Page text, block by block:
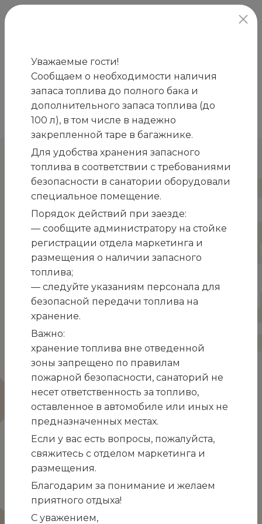
Главная / Новости /
Александр Лукашенко в
храме на Пасху: коль время выбрало нас, давайте
сохраним мир и покой
Александр Лукашенко в храме на
Пасху: коль время выбрало нас,
давайте сохраним мир и покой
Президент Беларуси Александр Лукашенко,
посещая в праздник Пасхи храм в Орше,
призвал хранить в стране мир и покой.
«Главное — мир. Это уже моя проблема, —
подчеркнул белорусский лидер. — Но, коль
время выбрало нас, никуда от этого не
денешься, — мы должны сохранить мир и покой
на нашей земле. Величайшая задача для
нашего поколения».
Глава государства обратил внимание на то, что в
Уважаемые гости!
Сообщаем о необходимости наличия
запаса топлива до полного бака и
дополнительного запаса топлива (до
100 л), в том числе в надежно
закрепленной таре в багажнике.
Для удобства хранения запасного
топлива в соответствии с требованиями
безопасности в санатории оборудовали
специальное помещение.
Порядок действий при заезде:
— сообщите администратору на стойке
регистрации отдела маркетинга и
размещения о наличии запасного
топлива;
— следуйте указаниям персонала для
безопасной передачи топлива на
хранение.
Важно:
хранение топлива вне отведенной
зоны запрещено по правилам
пожарной безопасности, санаторий не
несет ответственность за топливо,
оставленное в автомобиле или иных не
предназначенных местах.
Если у вас есть вопросы, пожалуйста,
свяжитесь с отделом маркетинга и
размещения.
Благодарим за понимание и желаем
приятного отдыха!
С уважением,